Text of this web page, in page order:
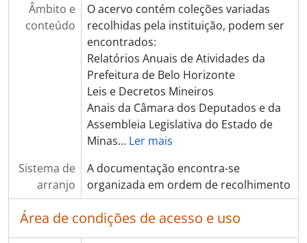
Âmbito e
conteúdo
O acervo contém coleções variadas
recolhidas pela instituição, podem ser
encontrados:
Relatórios Anuais de Atividades da
Prefeitura de Belo Horizonte
Leis e Decretos Mineiros
Anais da Câmara dos Deputados e da
Assembleia Legislativa do Estado de
Minas… Ler mais
Sistema de
arranjo
A documentação encontra-se
organizada em ordem de recolhimento
Área de condições de acesso e uso